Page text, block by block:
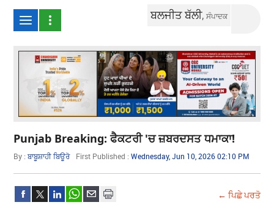
ਬਲਜੀਤ ਬੱਲੀ,ਸੰਪਾਦਕ
Punjab Breaking: ਫੈਕਟਰੀ 'ਚ ਜ਼ਬਰਦਸਤ ਧਮਾਕਾ!
By :ਬਾਬੂਸ਼ਾਹੀ ਬਿਊਰੋ First Published :Wednesday, Jun 10, 2026 02:10 PM
← ਪਿਛੇ ਪਰਤੋ